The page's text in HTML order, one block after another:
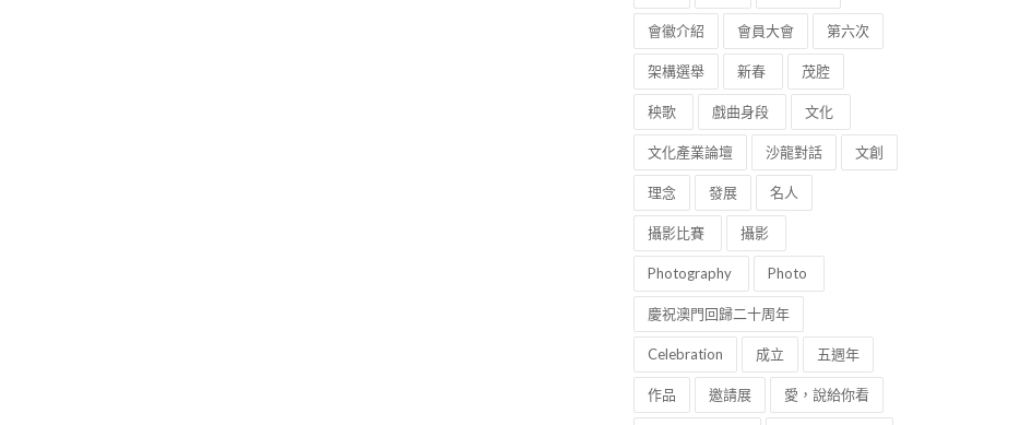
會徽介紹 會員大會 第六次
架構選舉 新春 茂腔
秧歌 戲曲身段 文化
文化產業論壇 沙龍對話 文創
理念 發展 名人
攝影比賽 攝影
Photography Photo
慶祝澳門回歸二十周年
Celebration 成立 五週年
作品 邀請展 愛，說給你看